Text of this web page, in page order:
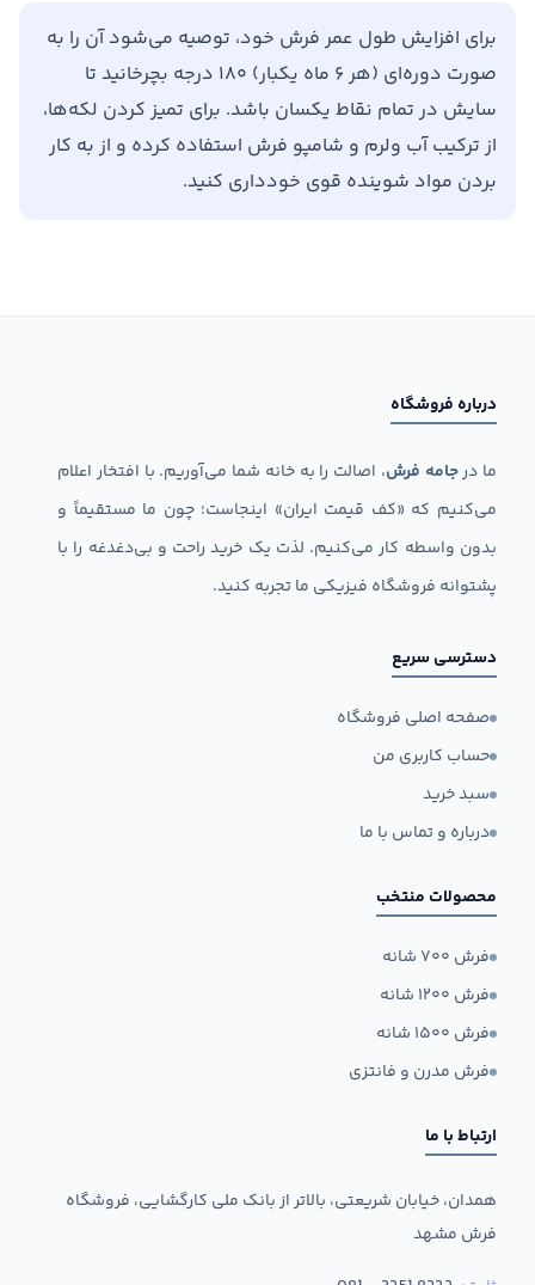
برای افزایش طول عمر فرش خود، توصیه می‌شود آن را به
صورت دوره‌ای (هر ۶ ماه یکبار) ۱۸۰ درجه بچرخانید تا
سایش در تمام نقاط یکسان باشد. برای تمیز کردن لکه‌ها،
از ترکیب آب ولرم و شامپو فرش استفاده کرده و از به کار
بردن مواد شوینده قوی خودداری کنید.
درباره فروشگاه
ما درجامه فرش، اصالت را به خانه شما می‌آوریم. با افتخار اعلام
می‌کنیم که «کف قیمت ایران» اینجاست؛ چون ما مستقیماً و
بدون واسطه کار می‌کنیم. لذت یک خرید راحت و بی‌دغدغه را با
پشتوانه فروشگاه فیزیکی ما تجربه کنید.
دسترسی سریع
صفحه اصلی فروشگاه
حساب کاربری من
سبد خرید
درباره و تماس با ما
محصولات منتخب
فرش ۷۰۰ شانه
فرش ۱۲۰۰ شانه
فرش ۱۵۰۰ شانه
فرش مدرن و فانتزی
ارتباط با ما
همدان، خیابان شریعتی، بالاتر از بانک ملی کارگشایی، فروشگاه
فرش مشهد